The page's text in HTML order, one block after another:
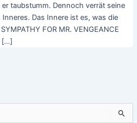
taubstumm. Dennoch verrät seine
Das Innere ist es, was die
FOR MR. VENGEANCE
[…]